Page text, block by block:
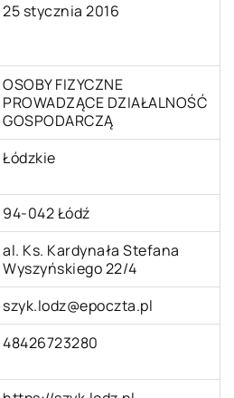
25 stycznia 2016
OSOBY FIZYCZNE
PROWADZĄCE DZIAŁALNOŚĆ
GOSPODARCZĄ
Łódzkie
94-042 Łódź
al. Ks. Kardynała Stefana
Wyszyńskiego 22/4
szyk.lodz@epoczta.pl
48426723280